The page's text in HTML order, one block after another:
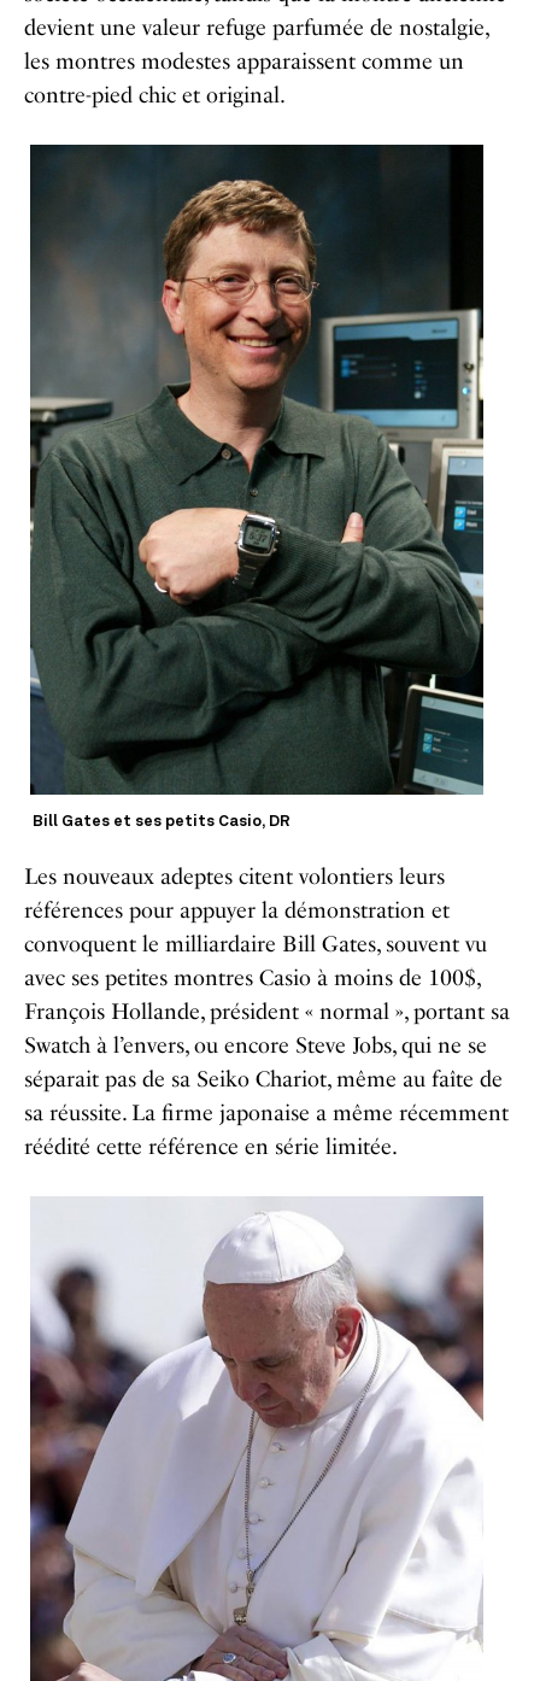
devient une valeur refuge parfumée de nostalgie,
les montres modestes apparaissent comme un
contre-pied chic et original.
Bill Gates et ses petits Casio, DR
Les nouveaux adeptes citent volontiers leurs
références pour appuyer la démonstration et
convoquent le milliardaire Bill Gates, souvent vu
avec ses petites montres Casio à moins de 100$,
François Hollande, président « normal », portant sa
Swatch à l’envers, ou encore Steve Jobs, qui ne se
séparait pas de sa Seiko Chariot, même au faîte de
sa réussite. La firme japonaise a même récemment
réédité cette référence en série limitée.